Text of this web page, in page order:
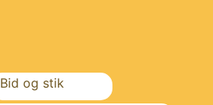
Bid og stik